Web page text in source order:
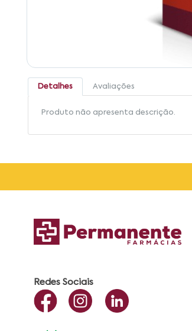
Detalhes Avaliações
Produto não apresenta descrição.
Redes Sociais